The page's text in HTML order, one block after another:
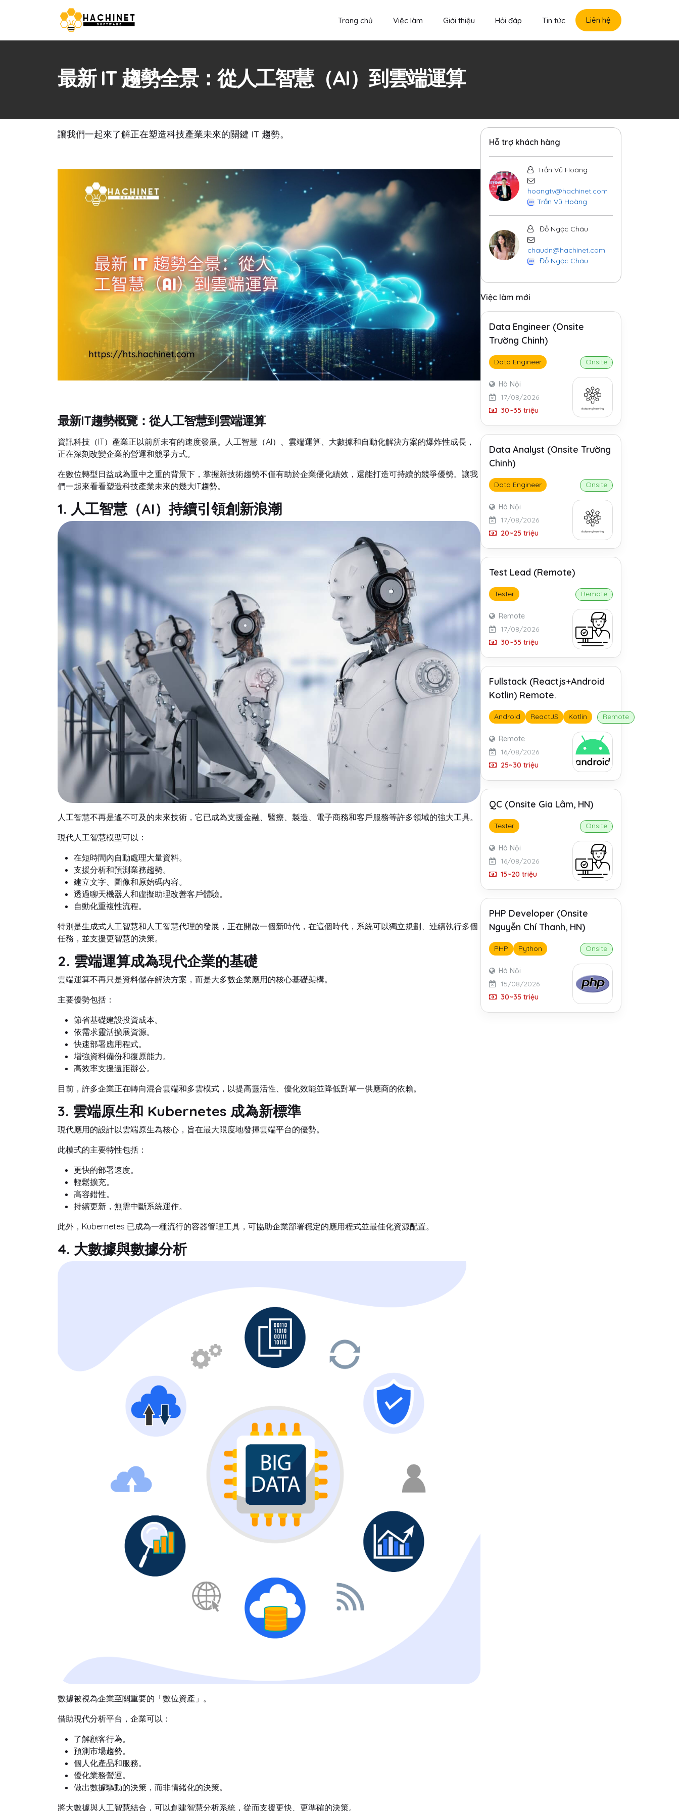
Trang chủ Việc làm Giới thiệu Hỏi đáp Tin tức Liên hệ
最新 IT 趨勢全景：從人工智慧（AI）到雲端運算
讓我們一起來了解正在塑造科技產業未來的關鍵 IT 趨勢。
最新IT趨勢概覽：從人工智慧到雲端運算
資訊科技（IT）產業正以前所未有的速度發展。人工智慧（AI）、雲端運算、大數據和自動化解決方案的爆炸性成長，
正在深刻改變企業的營運和競爭方式。
在數位轉型日益成為重中之重的背景下，掌握新技術趨勢不僅有助於企業優化績效，還能打造可持續的競爭優勢。讓我
們一起來看看塑造科技產業未來的幾大IT趨勢。
1. 人工智慧（AI）持續引領創新浪潮
人工智慧不再是遙不可及的未來技術，它已成為支援金融、醫療、製造、電子商務和客戶服務等許多領域的強大工具。
現代人工智慧模型可以：
在短時間內自動處理大量資料。
支援分析和預測業務趨勢。
建立文字、圖像和原始碼內容。
透過聊天機器人和虛擬助理改善客戶體驗。
自動化重複性流程。
特別是生成式人工智慧和人工智慧代理的發展，正在開啟一個新時代，在這個時代，系統可以獨立規劃、連續執行多個
任務，並支援更智慧的決策。
2. 雲端運算成為現代企業的基礎
雲端運算不再只是資料儲存解決方案，而是大多數企業應用的核心基礎架構。
主要優勢包括：
節省基礎建設投資成本。
依需求靈活擴展資源。
快速部署應用程式。
增強資料備份和復原能力。
高效率支援遠距辦公。
目前，許多企業正在轉向混合雲端和多雲模式，以提高靈活性、優化效能並降低對單一供應商的依賴。
3. 雲端原生和 Kubernetes 成為新標準
現代應用的設計以雲端原生為核心，旨在最大限度地發揮雲端平台的優勢。
此模式的主要特性包括：
更快的部署速度。
輕鬆擴充。
高容錯性。
持續更新，無需中斷系統運作。
此外，Kubernetes 已成為一種流行的容器管理工具，可協助企業部署穩定的應用程式並最佳化資源配置。
4. 大數據與數據分析
數據被視為企業至關重要的「數位資產」。
借助現代分析平台，企業可以：
了解顧客行為。
預測市場趨勢。
個人化產品和服務。
優化業務營運。
做出數據驅動的決策，而非情緒化的決策。
將大數據與人工智慧結合，可以創建智慧分析系統，從而支援更快、更準確的決策。
Hỗ trợ khách hàng
Trần Vũ Hoàng
hoangtv@hachinet.com
Trần Vũ Hoàng
Đỗ Ngọc Châu
chaudn@hachinet.com
Đỗ Ngọc Châu
Việc làm mới
Data Engineer (Onsite
Trường Chinh)
Data Engineer Onsite
Hà Nội
17/08/2026
30~35 triệu
Data Analyst (Onsite Trường
Chinh)
Data Engineer Onsite
Hà Nội
17/08/2026
20~25 triệu
Test Lead (Remote)
Tester Remote
Remote
17/08/2026
30~35 triệu
Fullstack (Reactjs+Android
Kotlin) Remote.
Android ReactJS Kotlin Remote
Remote
16/08/2026
25~30 triệu
QC (Onsite Gia Lâm, HN)
Tester Onsite
Hà Nội
16/08/2026
15~20 triệu
PHP Developer (Onsite
Nguyễn Chí Thanh, HN)
PHP Python Onsite
Hà Nội
15/08/2026
30~35 triệu